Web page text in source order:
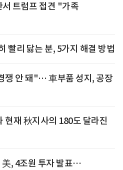
트럼프 접견 "가족
빨리 닳는 분, 5가지 해결 방법
쟁 안 돼"… 車부품 성지, 공장
현재 秋지사의 180도 달라진
美, 4조원 투자 발표…